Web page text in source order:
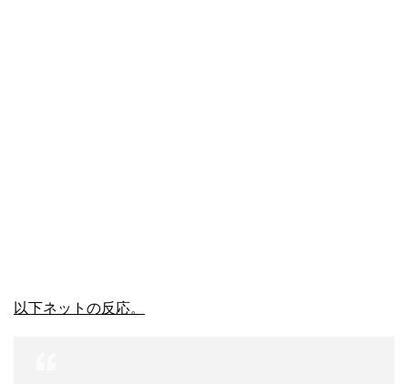
以下ネットの反応。